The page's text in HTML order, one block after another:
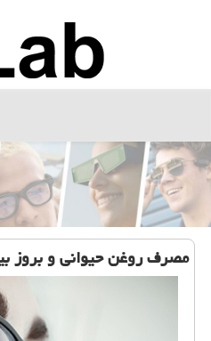
مصرف روغن حیوانی و بروز